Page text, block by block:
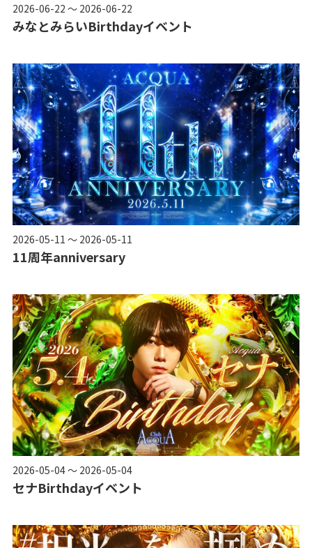
2026-06-22 ～ 2026-06-22
みなとみらいBirthdayイベント
2026-05-11 ～ 2026-05-11
11周年anniversary
2026-05-04 ～ 2026-05-04
セナBirthdayイベント